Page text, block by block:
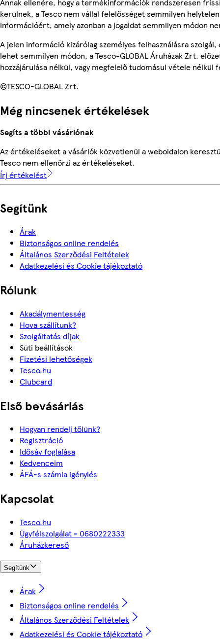
kerülnek, a Tesco nem vállal felelősséget semmilyen helytelen
információért, amely azonban a jogaidat semmilyen módon
A jelen információ kizárólag személyes felhasználásra szolgál,
lehet semmilyen módon, a Tesco-GLOBAL Áruházak Zrt.
hozzájárulása nélkül, vagy megfelelő tudomásul vétele nélkül
©TESCO-GLOBAL Zrt.
Még nincsenek értékelések
Segíts a többi vásárlónak
Az értékeléseket a vásárlók közvetlenül a weboldalon
Tesco nem ellenőrzi az értékeléseket.
Írj értékelést
Segítünk
Árak
Biztonságos online rendelés
Általános Szerződési Feltételek
Adatkezelési és Cookie tájékoztató
Rólunk
Akadálymentesség
Hova szállítunk?
Szolgáltatás díjak
Süti beállítások
Fizetési lehetőségek
Tesco.hu
Clubcard
Első bevásárlás
Hogyan rendelj tőlünk?
Regisztráció
Idősáv foglalása
Kedvenceim
ÁFÁ-s számla igénylés
Kapcsolat
Tesco.hu
Ügyfélszolgálat - 0680222333
Áruházkereső
Segítünk
Árak
Biztonságos online rendelés
Általános Szerződési Feltételek
Adatkezelési és Cookie tájékoztató